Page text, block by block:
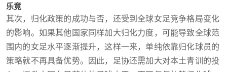
乐竟
其次，归化政策的成功与否，还受到全球女足竞争格局变化
的影响。如果其他国家同样加大归化力度，可能导致全球范
围内的女足水平逐渐提升，这样一来，单纯依靠归化球员的
策略就不再具备优势。因此，足协还需加大对本土青训的投